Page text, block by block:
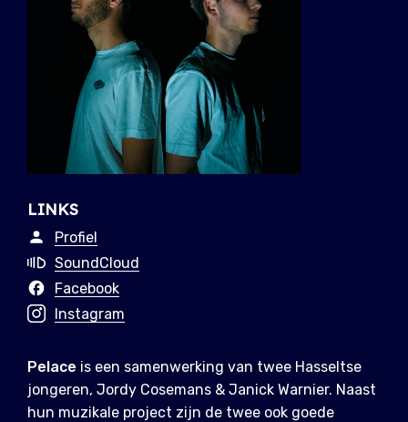
LINKS
Profiel
SoundCloud
Facebook
Instagram
Pelace is een samenwerking van twee Hasseltse
jongeren, Jordy Cosemans & Janick Warnier. Naast
hun muzikale project zijn de twee ook goede